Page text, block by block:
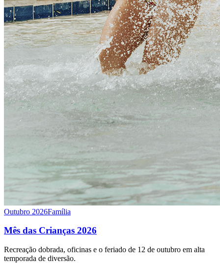
Outubro 2026Família
Mês das Crianças 2026
Recreação dobrada, oficinas e o feriado de 12 de outubro em alta
temporada de diversão.